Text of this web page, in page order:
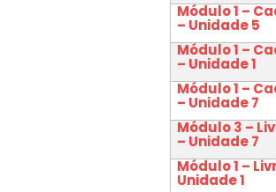
Módulo 1 –
– Unidade 5
Módulo 1 –
– Unidade 1
Módulo 1 –
– Unidade 7
Módulo 3 –
– Unidade 7
Módulo 1 –
Unidade 1